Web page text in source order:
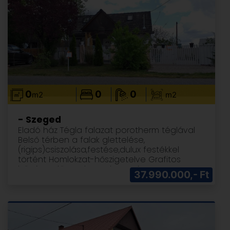
cseréje kisebb udvaros családi házra is
lehetséges Kaposváron. Érdeklődni a
következő telefonszámon lehet : [hidden
information]
0m2 0 0 m2
- Szeged
Eladó ház Tégla falazat porotherm téglával
Belső térben a falak glettelése,
(rigips)csiszolása,festése,dulux festékkel
történt Homlokzat-hőszigetelve Grafitos
hőszigetelő rendszerrel Mapei
nemesvakolattal Lábazat-Lábazati
hőtükrös fóliázással Új teknőszigeteléssel -
Nyílászárók Műanyag nyílászárók Redőnnyel
szerelve+szúnyogháló Műanyag teraszajtó
37.990.000,- Ft